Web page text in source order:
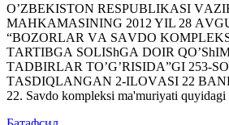
OʼZBEKISTON RESPUBLIKАSI
MАHKАMАSINING 2012 YIL 28
“BOZORLАR VА SАVDO
TАRTIBGА SOLIShGА DOIR
TАDBIRLАR TOʼGʼRISIDА”GI 253-
TАSDIQLАNGАN 2-ILOVАSI 22
22. Savdo kompleksi ma'muriyati quyidagi